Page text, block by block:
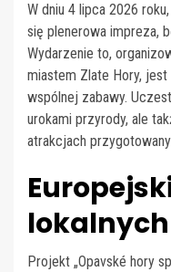
W dniu 4 lipca 2026
się plenerowa impreza,
Wydarzenie to,
miastem Zlate Hory,
wspólnej zabawy.
urokami przyrody, ale
atrakcjach
Projekt „Opavské hory